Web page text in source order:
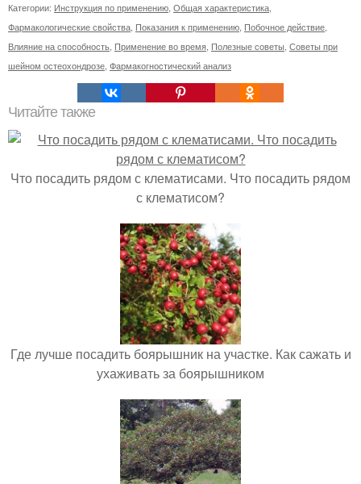
Категории: Инструкция по применению Общая характеристика
Фармакологические свойства Показания к применению Побочное действие
Влияние на способность Применение во время Полезные советы Советы при
шейном остеохондрозе Фaрмaкогноcтичеcкий анализ
Читайте также
Что посадить рядом с клематисами. Что посадить рядом
с клематисом?
Где лучше посадить боярышник на участке. Как сажать и
ухаживать за боярышником